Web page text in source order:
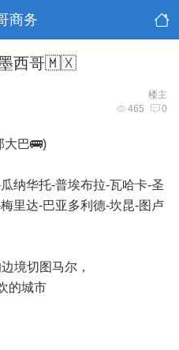
商务
墨西哥🇲🇽
楼主
465 0
大巴🚌)
纳华托-普埃布拉-瓦哈卡-圣
里达-巴亚多利德-坎昆-图卢
境切图马尔，
的城市